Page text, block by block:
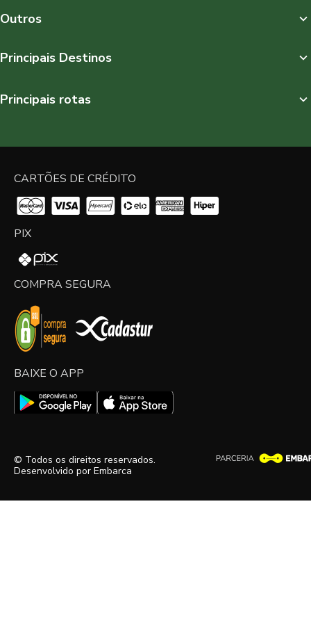
Outros
Principais Destinos
Principais rotas
CARTÕES DE CRÉDITO
PIX
COMPRA SEGURA
BAIXE O APP
© Todos os direitos reservados.
Desenvolvido por Embarca